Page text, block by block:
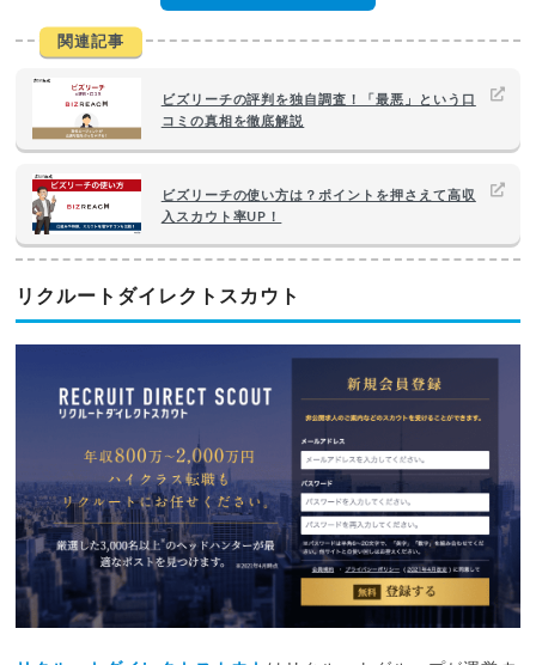
関連記事
ビズリーチの評判を独自調査！「最悪」という口
コミの真相を徹底解説
ビズリーチの使い方は？ポイントを押さえて高収
入スカウト率UP！
リクルートダイレクトスカウト